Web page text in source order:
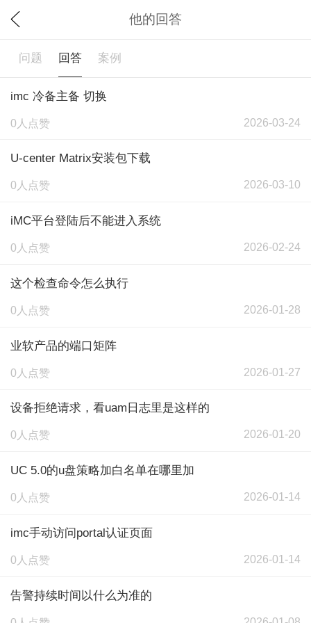
他的回答
问题 回答 案例
imc 冷备主备 切换
0人点赞 2026-03-24
U-center Matrix安装包下载
0人点赞 2026-03-10
iMC平台登陆后不能进入系统
0人点赞 2026-02-24
这个检查命令怎么执行
0人点赞 2026-01-28
业软产品的端口矩阵
0人点赞 2026-01-27
设备拒绝请求，看uam日志里是这样的
0人点赞 2026-01-20
UC 5.0的u盘策略加白名单在哪里加
0人点赞 2026-01-14
imc手动访问portal认证页面
0人点赞 2026-01-14
告警持续时间以什么为准的